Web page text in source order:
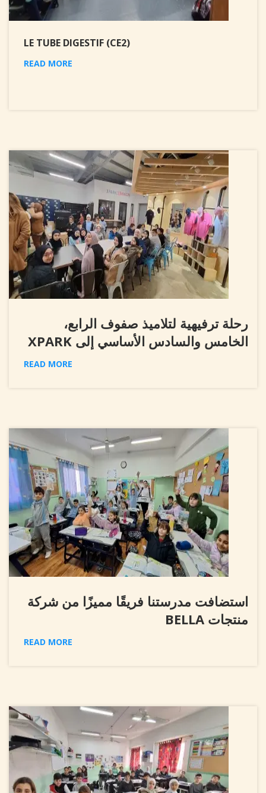
LE TUBE DIGESTIF (CE2)
READ MORE
رحلة ترفيهية لتلاميذ صفوف الرابع،
الخامس والسادس الأساسي إلى XPARK
READ MORE
استضافت مدرستنا فريقًا مميزًا من شركة
منتجات BELLA
READ MORE